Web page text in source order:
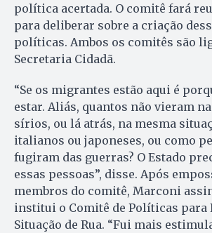
política acertada. O comitê fará
para deliberar sobre a criação
políticas. Ambos os comitês são
Secretaria Cidadã.
“Se os migrantes estão aqui é
estar. Aliás, quantos não vieram
sírios, ou lá atrás, na mesma
italianos ou japoneses, ou como
fugiram das guerras? O Estado
essas pessoas”, disse. Após
membros do comitê, Marconi
institui o Comitê de Políticas para
Situação de Rua. “Fui mais